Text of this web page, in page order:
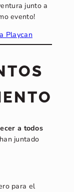
junto a
evento!
Playcan
a todos
juntado
para el